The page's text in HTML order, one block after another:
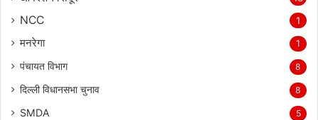
NCC 1
मनरेगा 1
पंचायत विभाग 8
दिल्ली विधानसभा चुनाव 8
SMDA 5